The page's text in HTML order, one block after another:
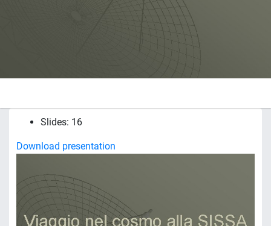
Slides: 16
Download presentation